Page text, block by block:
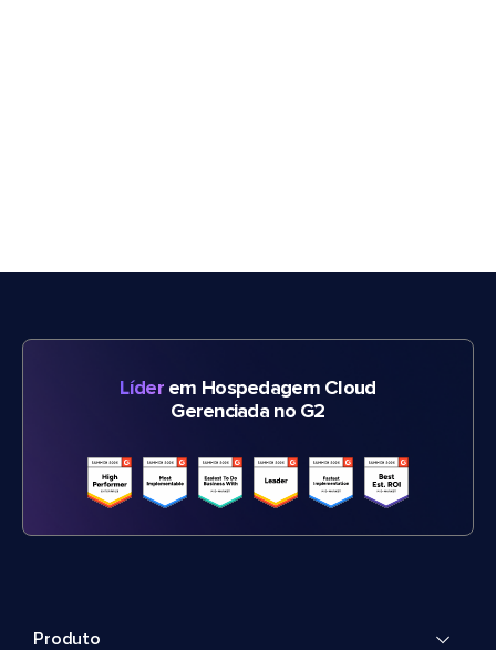
Líderem Hospedagem Cloud
Gerenciada no G2
Produto